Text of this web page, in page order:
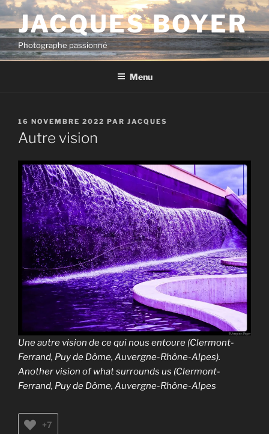
Aller
au
contenu
principal
JACQUES BOYER
Photographe passionné
Menu
PUBLIÉ
LE
16 NOVEMBRE 2022 PAR JACQUES
Autre vision
Une autre vision de ce qui nous entoure (Clermont-
Ferrand, Puy de Dôme, Auvergne-Rhône-Alpes).
Another vision of what surrounds us (Clermont-
Ferrand, Puy de Dôme, Auvergne-Rhône-Alpes
+7